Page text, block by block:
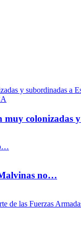
colonizadas
no…